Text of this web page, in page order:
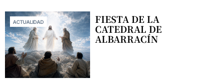
ACTUALIDAD FIESTA DE LA
CATEDRAL DE
ALBARRACÍN